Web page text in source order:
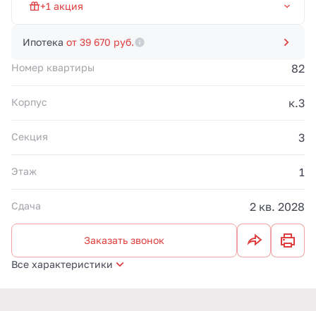
+1 акция
действует до
31.08.2026.
Ипотека от 39 670 руб.
Номер квартиры 82
Корпус к.3
Секция 3
Этаж 1
Сдача 2 кв. 2028
Заказать звонок
Все характеристики